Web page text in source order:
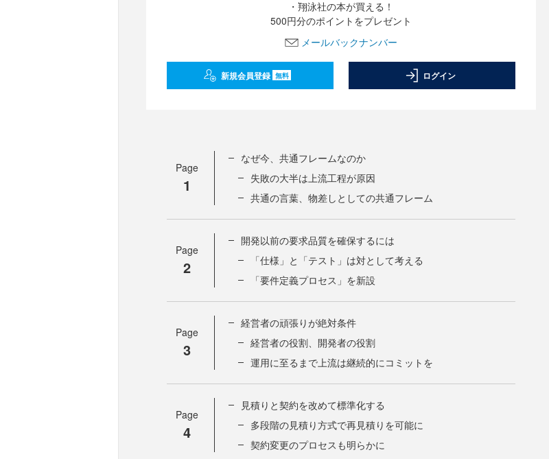
・翔泳社の本が買える！
500円分のポイントをプレゼント
メールバックナンバー
新規会員登録 無料 ログイン
Page
1
なぜ今、共通フレームなのか
失敗の大半は上流工程が原因
共通の言葉、物差しとしての共通フレーム
Page
2
開発以前の要求品質を確保するには
「仕様」と「テスト」は対として考える
「要件定義プロセス」を新設
Page
3
経営者の頑張りが絶対条件
経営者の役割、開発者の役割
運用に至るまで上流は継続的にコミットを
Page
4
見積りと契約を改めて標準化する
多段階の見積り方式で再見積りを可能に
契約変更のプロセスも明らかに